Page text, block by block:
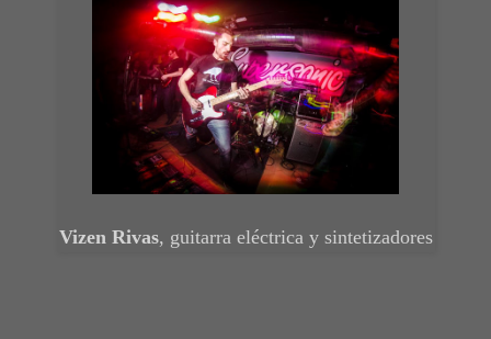
Vizen Rivas, guitarra eléctrica y sintetizadores